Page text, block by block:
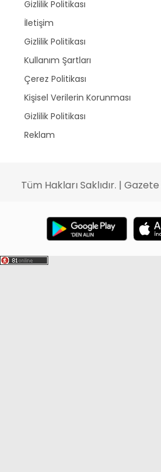
Gizlilik Politikası
İletişim
Gizlilik Politikası
Kullanım Şartları
Çerez Politikası
Kişisel Verilerin Korunması
Gizlilik Politikası
Reklam
Tüm Hakları Saklıdır. | Gazete